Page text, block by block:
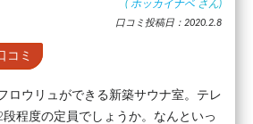
( ホッカイナベ さん)
口コミ投稿日：2020.2.8
コミ
ロウリュができる新築サウナ室。テレ
程度の定員でしょうか。なんといっ